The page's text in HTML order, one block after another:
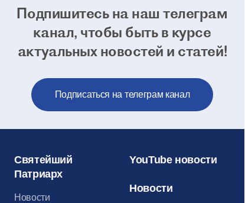
Подпишитесь на наш телеграм
канал, чтобы быть в курсе
актуальных новостей и статей!
Подписаться на телеграм канал
Святейший
Патриарх
Новости
YouTube новости
Новости